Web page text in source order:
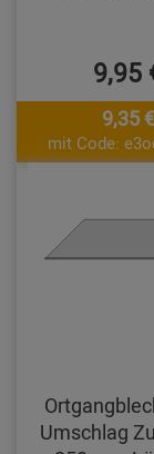
9,95
9,35 €
mit Code:
Umschlag